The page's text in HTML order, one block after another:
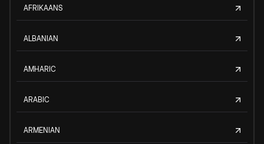
AFRIKAANS
ALBANIAN
AMHARIC
ARABIC
ARMENIAN